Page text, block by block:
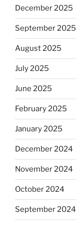
December 2025
September 2025
August 2025
July 2025
June 2025
February 2025
January 2025
December 2024
November 2024
October 2024
September 2024